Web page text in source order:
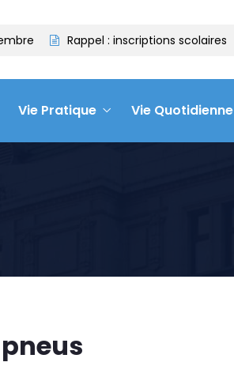
Rappel : inscriptions scolaires
Vie Pratique Vie Quotidienne